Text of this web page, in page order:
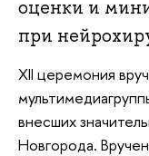
оценки и
при
XII церемония
внесших
Новгорода.